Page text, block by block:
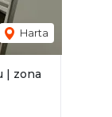
Harta
| zona